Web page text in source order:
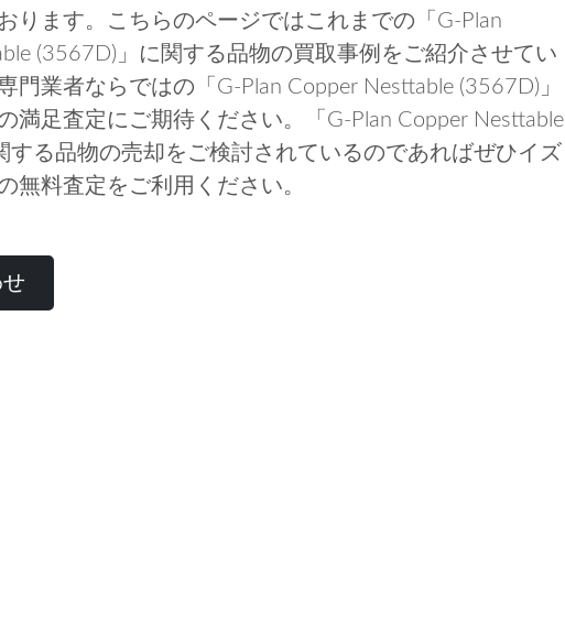
ります。こちらのページではこれまでの「G-Plan
(3567D)」に関する品物の買取事例をご紹介させてい
門業者ならではの「G-Plan Copper Nesttable (3567D)」
満足査定にご期待ください。「G-Plan Copper Nesttable
する品物の売却をご検討されているのであればぜひイズ
無料査定をご利用ください。